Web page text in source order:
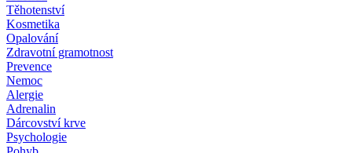
Těhotenství
Kosmetika
Opalování
Zdravotní gramotnost
Prevence
Nemoc
Alergie
Adrenalin
Dárcovství krve
Psychologie